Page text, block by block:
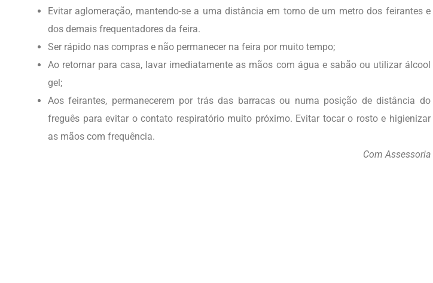
Evitar aglomeração, mantendo-se a uma distância em torno de um metro dos feirantes e
dos demais frequentadores da feira.
Ser rápido nas compras e não permanecer na feira por muito tempo;
Ao retornar para casa, lavar imediatamente as mãos com água e sabão ou utilizar álcool
gel;
Aos feirantes, permanecerem por trás das barracas ou numa posição de distância do
freguês para evitar o contato respiratório muito próximo. Evitar tocar o rosto e higienizar
as mãos com frequência.
Com Assessoria